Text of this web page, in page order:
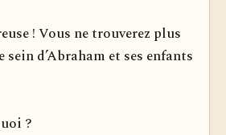
! Vous ne trouverez plus
sein d’Abraham et ses enfants
?